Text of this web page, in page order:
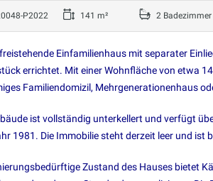
P2022 141 m² 2 Badezimmer
Einfamilienhaus mit separater
errichtet. Mit einer Wohnfläche von etwa
Familiendomizil, Mehrgenerationenhaus
ist vollständig unterkellert und verfügt
1981. Die Immobilie steht derzeit leer und ist
Zustand des Hauses bietet